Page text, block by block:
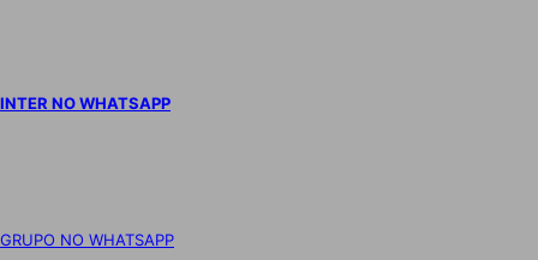
INTER NO WHATSAPP
GRUPO NO WHATSAPP